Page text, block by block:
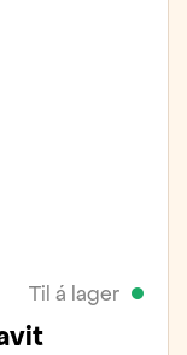
Til á lager